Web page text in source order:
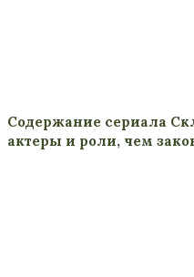
Содержание сериала
актеры и роли, чем